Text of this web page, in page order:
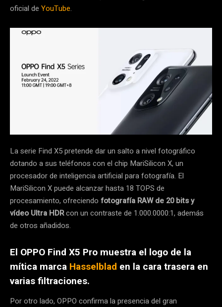
oficial de YouTube.
La serie Find X5 pretende dar un salto a nivel fotográfico
dotando a sus teléfonos con el chip MariSilicon X, un
procesador de inteligencia artificial para fotografía. El
MariSilicon X puede alcanzar hasta 18 TOPS de
procesamiento, ofreciendo fotografía RAW de 20 bits y
vídeo Ultra HDRcon un contraste de 1.000.0000:1, además
de otros añadidos.
El OPPO Find X5 Pro muestra el logo de la
mítica marca Hasselblad en la cara trasera en
varias filtraciones.
Por otro lado, OPPO confirma la presencia del gran